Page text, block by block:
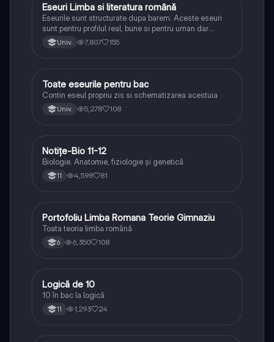
Limba și literatura română
Eseuri Limba si literatura română
Eseurile sunt structurate dupa barem. Aceste eseuri
sunt pentru profilul real, bune si pentru uman dar
lipsesc relatiile dintre personaje si caracrerizarile.
Univ. 7,807 155
Limba și literatura română
Toate eseurile pentru bac
Contin eseul propriu zis si schematizarea acestuia
Univ. 5,278 108
Biologie
Notițe-Bio 11-12
Biologie. Anatomie, fiziologie și genetică
11 4,598 81
Limba și literatura română
Portofoliu Limba Romana Teorie Gimnaziu
Toata teoria limba română
6 6,350 108
Logică
Logică de 10
10 în bac la logică
11 1,293 24